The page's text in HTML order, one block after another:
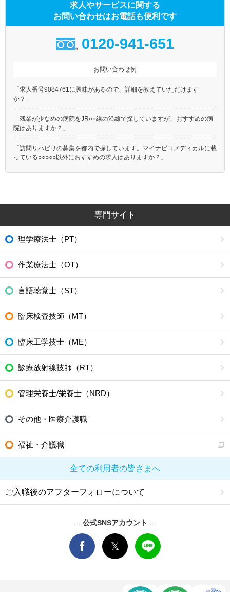
求人やサービスに関する
お問い合わせはお電話も便利です
0120-941-651
お問い合わせ例
「求人番号9084761に興味があるので、詳細を教えていただけます
か？」
「残業が少なめの病院をJR○○線の沿線で探していますが、おすすめの病
院はありますか？」
「訪問リハビリの募集を都内で探しています。マイナビコメディカルに載
っている○○○○○以外におすすめの求人はありますか？」
専門サイト
理学療法士（PT）
作業療法士（OT）
言語聴覚士（ST）
臨床検査技師（MT）
臨床工学技士（ME）
診療放射線技師（RT）
管理栄養士/栄養士（NRD）
その他・医療介護職
福祉・介護職
全ての利用者の皆さまへ
ご入職後のアフターフォローについて
公式SNSアカウント